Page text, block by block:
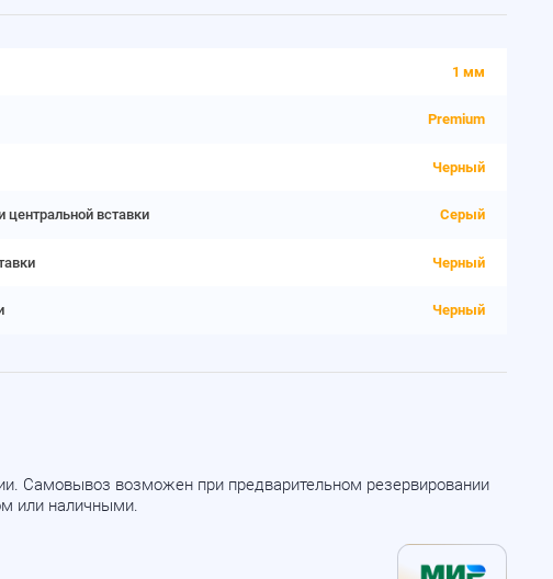
1 мм
Premium
Черный
центральной вставки Серый
Черный
Черный
Самовывоз возможен при предварительном резервировании
или наличными.